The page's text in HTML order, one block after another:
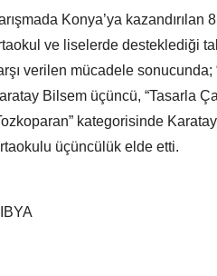
Konya’ya
ve liselerde desteklediği
verilen mücadele
Bilsem üçüncü, “Tasarla
kategorisinde
üçüncülük elde etti.